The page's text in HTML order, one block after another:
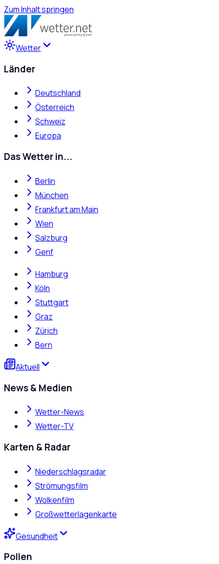
Zum Inhalt springen
Wetter
Länder
Deutschland
Österreich
Schweiz
Europa
Das Wetter in...
Berlin
München
Frankfurt am Main
Wien
Salzburg
Genf
Hamburg
Köln
Stuttgart
Graz
Zürich
Bern
Aktuell
News & Medien
Wetter-News
Wetter-TV
Karten & Radar
Niederschlagsradar
Strömungsfilm
Wolkenfilm
Großwetterlagenkarte
Gesundheit
Pollen